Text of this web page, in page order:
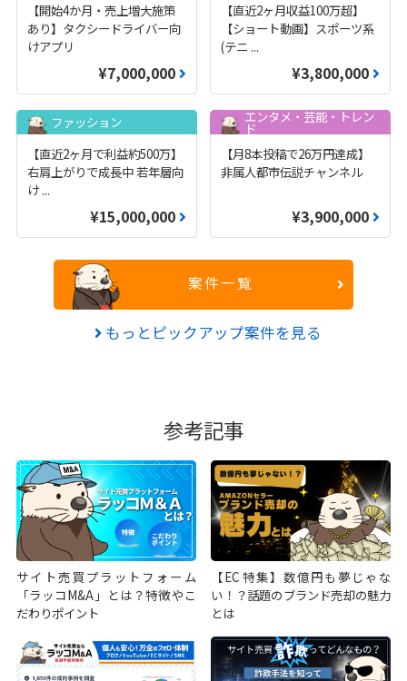
【開始4か月・売上増大施策
あり】タクシードライバー向
けアプリ
¥7,000,000
【直近2ヶ月収益100万超】
【ショート動画】スポーツ系
(テニ ...
¥3,800,000
ファッション
【直近2ヶ月で利益約500万】
右肩上がりで成長中 若年層向
け...
¥15,000,000
エンタメ・芸能・トレン
ド
【月8本投稿で26万円達成】
非属人都市伝説チャンネル
¥3,900,000
案件一覧
もっとピックアップ案件を見る
参考記事
サイト売買プラットフォーム
「ラッコM&A」とは？特徴やこ
だわりポイント
【EC特集】数億円も夢じゃな
い！？話題のブランド売却の魅力
とは